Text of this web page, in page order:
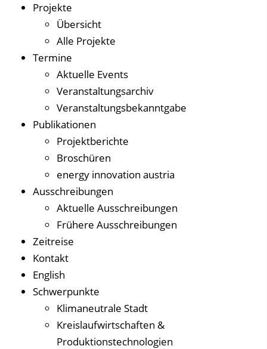
Projekte
Übersicht
Alle Projekte
Termine
Aktuelle Events
Veranstaltungsarchiv
Veranstaltungsbekanntgabe
Publikationen
Projektberichte
Broschüren
energy innovation austria
Ausschreibungen
Aktuelle Ausschreibungen
Frühere Ausschreibungen
Zeitreise
Kontakt
English
Schwerpunkte
Klimaneutrale Stadt
Kreislaufwirtschaften &
Produktionstechnologien